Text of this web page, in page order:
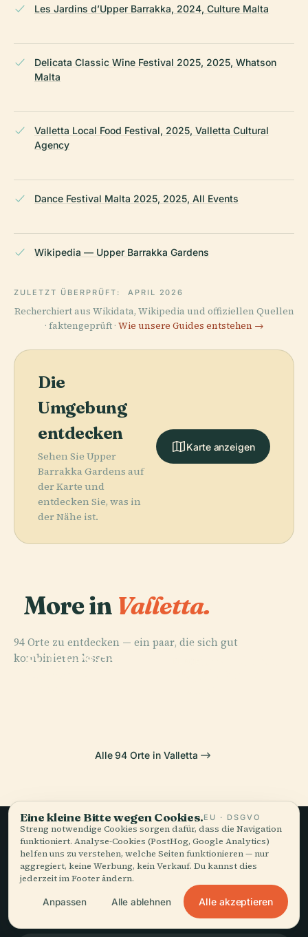
Les Jardins d’Upper Barrakka, 2024, Culture Malta
Delicata Classic Wine Festival 2025, 2025, Whatson
Malta
Valletta Local Food Festival, 2025, Valletta Cultural
Agency
Dance Festival Malta 2025, 2025, All Events
Wikipedia — Upper Barrakka Gardens
ZULETZT ÜBERPRÜFT: APRIL 2026
Recherchiert aus Wikidata, Wikipedia und offiziellen Quellen
· faktengeprüft · Wie unsere Guides entstehen →
Die
Umgebung
entdecken
Sehen Sie Upper
Barrakka Gardens auf
der Karte und
entdecken Sie, was in
der Nähe ist.
Karte anzeigen
More in Valletta.
94 Orte zu entdecken — ein paar, die sich gut
kombinieren lassen.
PLACE
St. John’S Co-
PLACE
PLACE
Alle 94 Orte in Valletta
Langsames Reisen,
gut erzählt.
Eine kleine Bitte wegen Cookies.EU · DSGVO
Streng notwendige Cookies sorgen dafür, dass die Navigation
funktioniert. Analyse-Cookies (PostHog, Google Analytics)
helfen uns zu verstehen, welche Seiten funktionieren — nur
aggregiert, keine Werbung, kein Verkauf. Du kannst dies
jederzeit im Footer ändern.
Anpassen Alle ablehnen Alle akzeptieren